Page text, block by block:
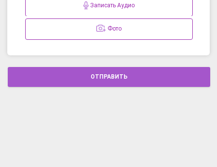
Записать Аудио
Фото
ОТПРАВИТЬ